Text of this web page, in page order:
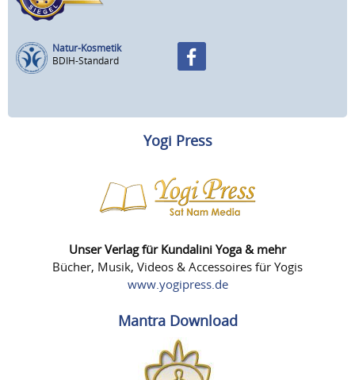
Natur-Kosmetik
BDIH-Standard
Yogi Press
Unser Verlag für Kundalini Yoga & mehr
Bücher, Musik, Videos & Accessoires für Yogis
www.yogipress.de
Mantra Download